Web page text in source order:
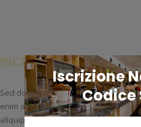
INCREDIBLE QUALITY
Sed do eiusmod tempor incididunt
enim ad minim veniam, quis nostrud
aliquip ex ea commodo
Iscrizione
Codice